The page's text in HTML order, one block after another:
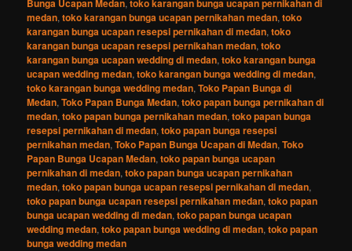
Bunga Ucapan Medan toko karangan bunga ucapan pernikahan di
medan,toko karangan bunga ucapan pernikahan medan,toko
karangan bunga ucapan resepsi pernikahan di medan,toko
karangan bunga ucapan resepsi pernikahan medan,toko
karangan bunga ucapan wedding di medan,toko karangan bunga
ucapan wedding medan,toko karangan bunga wedding di medan,
toko karangan bunga wedding medan,Toko Papan Bunga di
Medan,Toko Papan Bunga Medan,toko papan bunga pernikahan di
medan,toko papan bunga pernikahan medan,toko papan bunga
resepsi pernikahan di medan,toko papan bunga resepsi
pernikahan medan,Toko Papan Bunga Ucapan di Medan,Toko
Papan Bunga Ucapan Medan,toko papan bunga ucapan
pernikahan di medan,toko papan bunga ucapan pernikahan
medan,toko papan bunga ucapan resepsi pernikahan di medan,
toko papan bunga ucapan resepsi pernikahan medan,toko papan
bunga ucapan wedding di medan,toko papan bunga ucapan
wedding medan,toko papan bunga wedding di medan,toko papan
bunga wedding medan